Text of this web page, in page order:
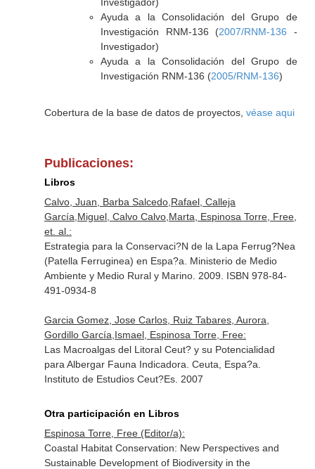
Ayuda a la Consolidación del Grupo de
Investigación RNM-136 (2007/RNM-136 -
Investigador)
Ayuda a la Consolidación del Grupo de
Investigación RNM-136 (2005/RNM-136)
Cobertura de la base de datos de proyectos, véase aqui
Publicaciones:
Libros
Calvo, Juan, Barba Salcedo,Rafael, Calleja
García,Miguel, Calvo Calvo,Marta, Espinosa Torre, Free,
et. al.:
Estrategia para la Conservaci?N de la Lapa Ferrug?Nea
(Patella Ferruginea) en Espa?a. Ministerio de Medio
Ambiente y Medio Rural y Marino. 2009. ISBN 978-84-
491-0934-8
Garcia Gomez, Jose Carlos, Ruiz Tabares, Aurora,
Gordillo García,Ismael, Espinosa Torre, Free:
Las Macroalgas del Litoral Ceut? y su Potencialidad
para Albergar Fauna Indicadora. Ceuta, Espa?a.
Instituto de Estudios Ceut?Es. 2007
Otra participación en Libros
Espinosa Torre, Free (Editor/a):
Coastal Habitat Conservation: New Perspectives and
Sustainable Development of Biodiversity in the